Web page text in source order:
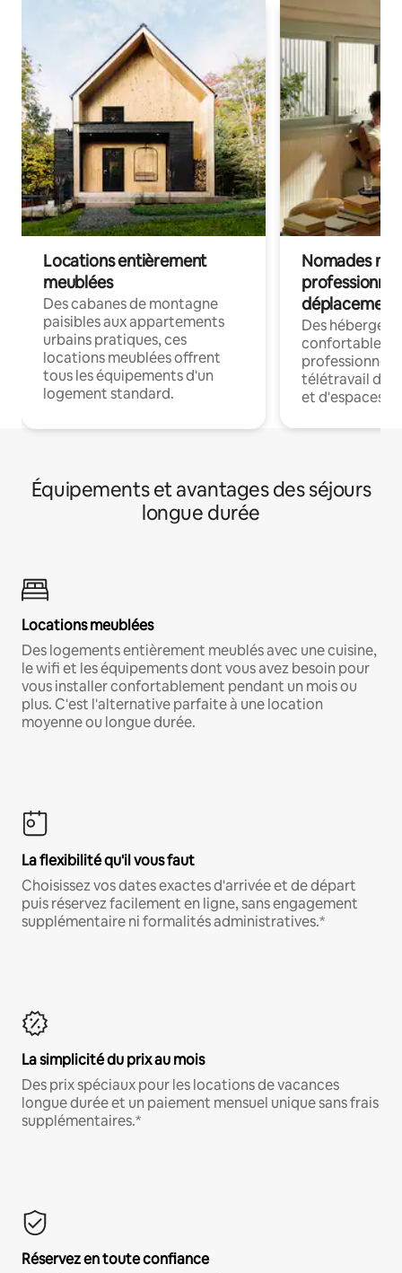
Locations entièrement
meublées
Des cabanes de montagne
paisibles aux appartements
urbains pratiques, ces
locations meublées offrent
tous les équipements d'un
logement standard.
Nomades
déplacement
Des
confortables
professionnels
télétravail
et d'espaces
Équipements et avantages des séjours
longue durée
Locations meublées
Des logements entièrement meublés avec une cuisine,
le wifi et les équipements dont vous avez besoin pour
vous installer confortablement pendant un mois ou
plus. C'est l'alternative parfaite à une location
moyenne ou longue durée.
La flexibilité qu'il vous faut
Choisissez vos dates exactes d'arrivée et de départ
puis réservez facilement en ligne, sans engagement
supplémentaire ni formalités administratives.*
La simplicité du prix au mois
Des prix spéciaux pour les locations de vacances
longue durée et un paiement mensuel unique sans frais
supplémentaires.*
Réservez en toute confiance